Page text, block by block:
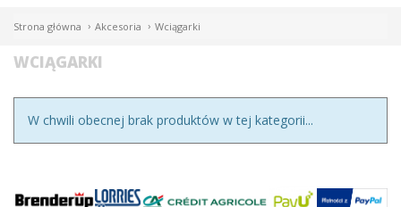
BAGAŻNIKI
ROWEROWE
Bagażniki
Strona główna Akcesoria Wciągarki
WCIĄGARKI
W chwili obecnej brak produktów w tej kategorii...